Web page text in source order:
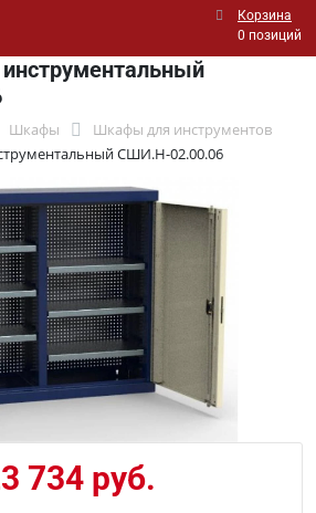
Корзина
0 позиций
Шкафы
Шкафы для инструментов
СШИ.Н-02.00.06
734 руб.